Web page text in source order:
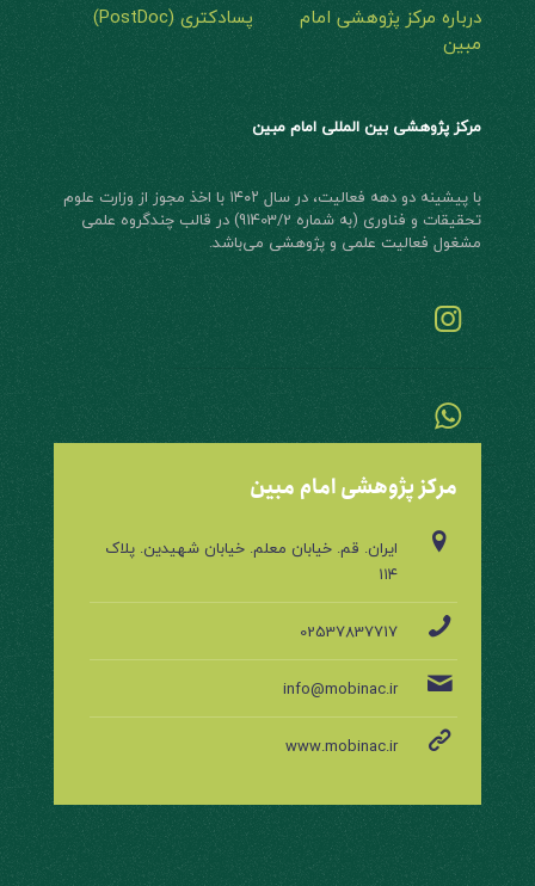
درباره مرکز پژوهشی امام
مبین
پسادکتری (PostDoc)
مرکز پژوهشی بین المللی امام مبین
با پیشینه دو دهه فعالیت، در سال ۱۴۰۲ با اخذ مجوز از وزارت علوم
تحقیقات و فناوری (به شماره 91403/2) در قالب چند‌گروه علمی
مشغول فعالیت علمی و پژوهشی می‌باشد.
مرکز پژوهشی امام مبین
ایران. قم. خیابان معلم. خیابان شهیدین. پلاک
۱۱۴
02537837717
info@mobinac.ir
www.mobinac.ir